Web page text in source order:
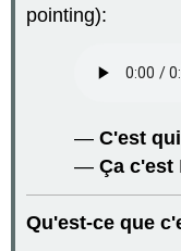
pointing):
—C'est
—Ça c'est
Qu'est-ce que